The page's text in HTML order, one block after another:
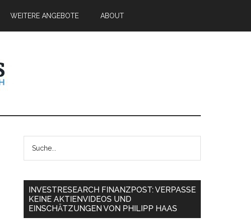
WEITERE ANGEBOTE ABOUT
INVESTRESEARCH FINANZPOST: VERPASSE
KEINE AKTIENVIDEOS UND
EINSCHÄTZUNGEN VON PHILIPP HAAS